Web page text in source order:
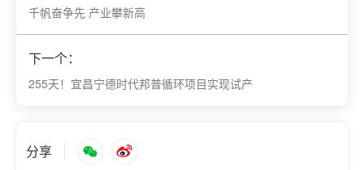
千帆奋争先 产业攀新高
下一个：
255天！宜昌宁德时代邦普循环项目实现试产
分享